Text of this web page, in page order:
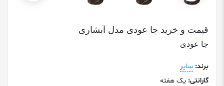
قیمت و خرید جا عودی مدل آبشاری
جا عودی
برند: سایر
گارانتی: یک هفته